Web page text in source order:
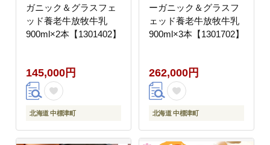
ガニック＆グラスフェ
ッド養老牛放牧牛乳
900ml×2本【1301402】
145,000円
北海道 中標津町
ーガニック＆グラスフ
ェッド養老牛放牧牛乳
900ml×3本【1301702】
262,000円
北海道 中標津町